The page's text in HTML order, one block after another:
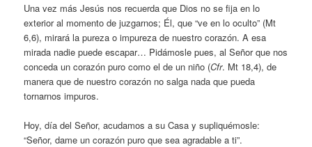
Una vez más Jesús nos recuerda que Dios no se fija en lo
exterior al momento de juzgarnos; Él, que “ve en lo oculto” (Mt
6,6), mirará la pureza o impureza de nuestro corazón. A esa
mirada nadie puede escapar… Pidámosle pues, al Señor que nos
conceda un corazón puro como el de un niño (Cfr. Mt 18,4), de
manera que de nuestro corazón no salga nada que pueda
tornarnos impuros.
Hoy, día del Señor, acudamos a su Casa y supliquémosle:
“Señor, dame un corazón puro que sea agradable a ti”.